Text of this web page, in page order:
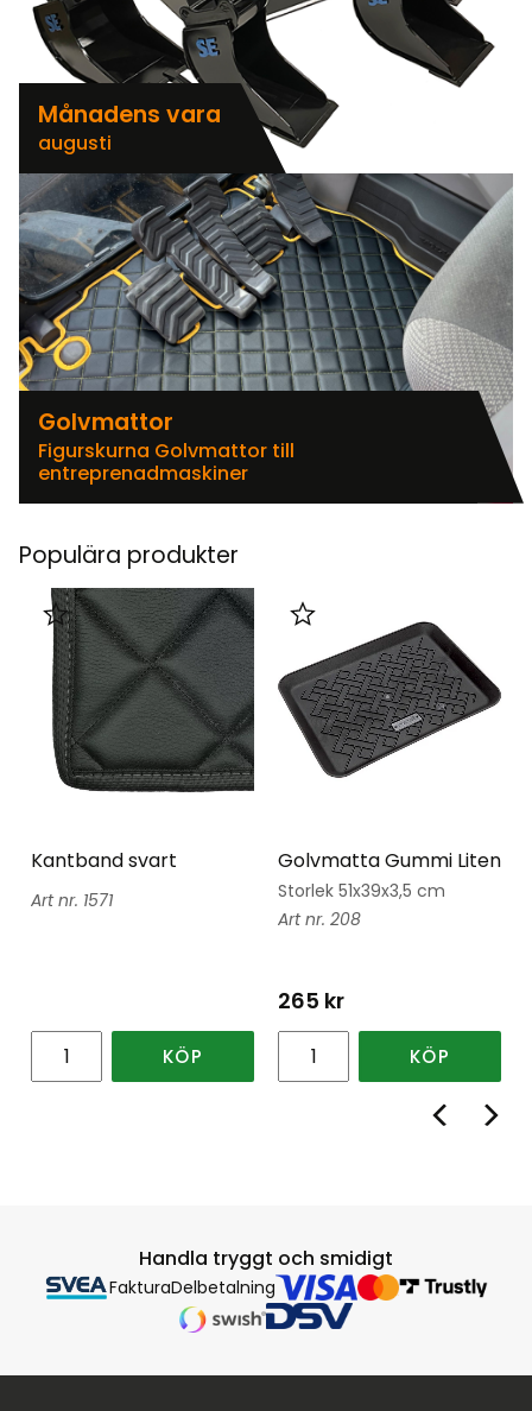
Månadens vara
augusti
Golvmattor
Figurskurna Golvmattor till
entreprenadmaskiner
Populära produkter
Kantband svart
1571
Lägg till i favoriter
KÖP
Golvmatta Gummi Liten
Storlek 51x39x3,5 cm
208
265 kr
Lägg till i favoriter
KÖP
Handla tryggt och smidigt
FakturaDelbetalning